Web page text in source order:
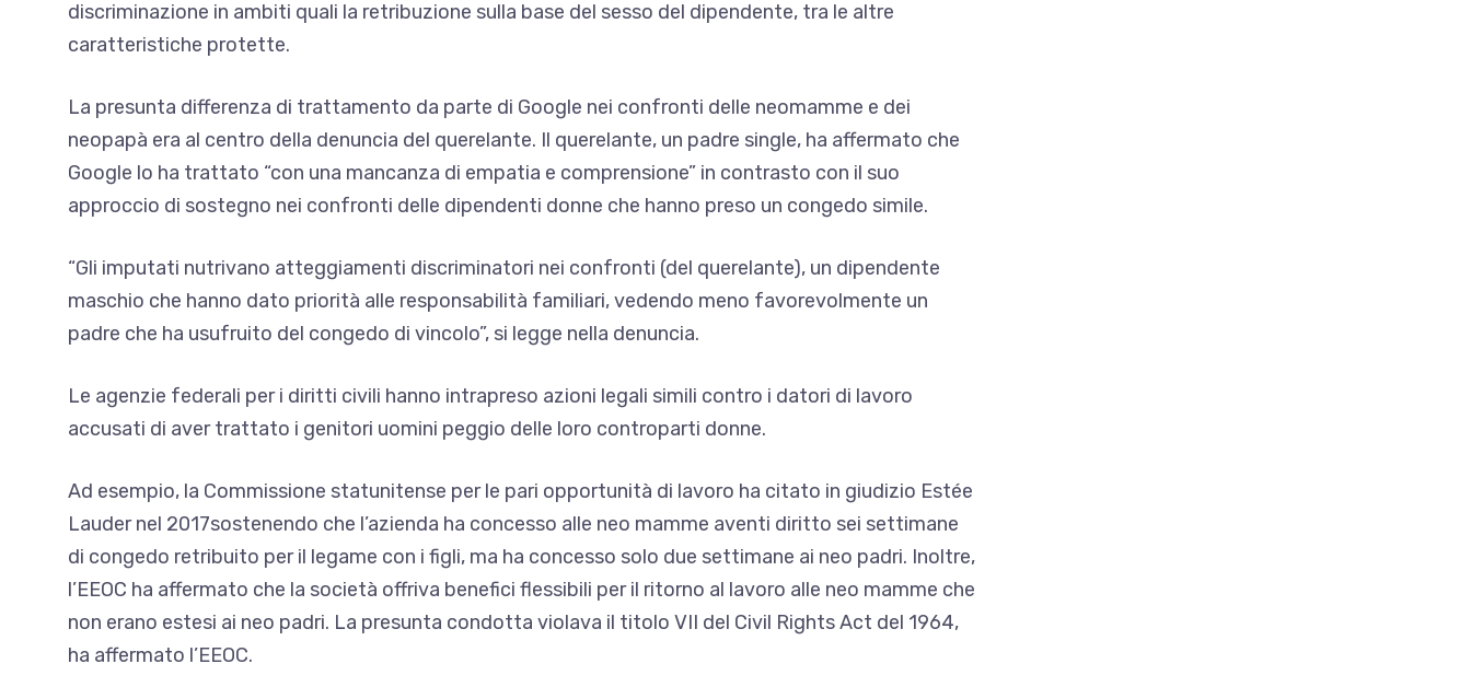
discriminazione in ambiti quali la retribuzione sulla base del sesso del dipendente, tra le altre
caratteristiche protette.
La presunta differenza di trattamento da parte di Google nei confronti delle neomamme e dei
neopapà era al centro della denuncia del querelante. Il querelante, un padre single, ha affermato che
Google lo ha trattato “con una mancanza di empatia e comprensione” in contrasto con il suo
approccio di sostegno nei confronti delle dipendenti donne che hanno preso un congedo simile.
“Gli imputati nutrivano atteggiamenti discriminatori nei confronti (del querelante), un dipendente
maschio che hanno dato priorità alle responsabilità familiari, vedendo meno favorevolmente un
padre che ha usufruito del congedo di vincolo”, si legge nella denuncia.
Le agenzie federali per i diritti civili hanno intrapreso azioni legali simili contro i datori di lavoro
accusati di aver trattato i genitori uomini peggio delle loro controparti donne.
Ad esempio, la Commissione statunitense per le pari opportunità di lavoro ha citato in giudizio Estée
Lauder nel 2017sostenendo che l’azienda ha concesso alle neo mamme aventi diritto sei settimane
di congedo retribuito per il legame con i figli, ma ha concesso solo due settimane ai neo padri. Inoltre,
l’EEOC ha affermato che la società offriva benefici flessibili per il ritorno al lavoro alle neo mamme che
non erano estesi ai neo padri. La presunta condotta violava il titolo VII del Civil Rights Act del 1964,
ha affermato l’EEOC.